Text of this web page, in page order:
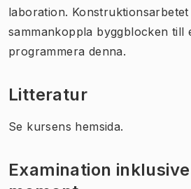
laboration.
sammankoppla byggblocken till
programmera denna.
Litteratur
Se kursens hemsida.
Examination